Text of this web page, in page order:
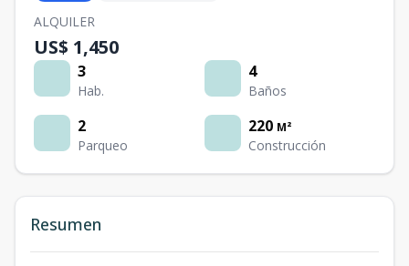
ALQUILER
US$ 1,450
3
Hab.
4
Baños
2
Parqueo
220 M²
Construcción
Resumen